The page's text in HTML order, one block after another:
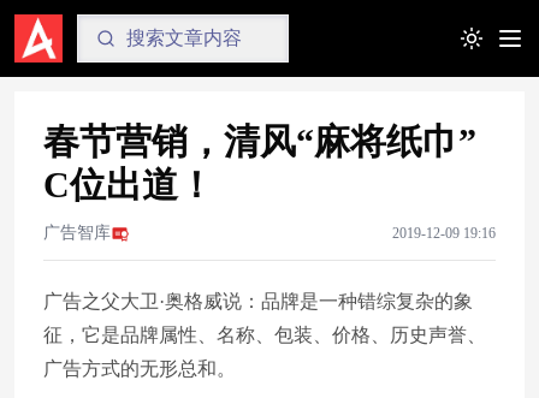
Toggle
春节营销，清风“麻将纸巾”
C位出道！
广告智库 2019-12-09 19:16
广告之父大卫·奥格威说：品牌是一种错综复杂的象
征，它是品牌属性、名称、包装、价格、历史声誉、
广告方式的无形总和。